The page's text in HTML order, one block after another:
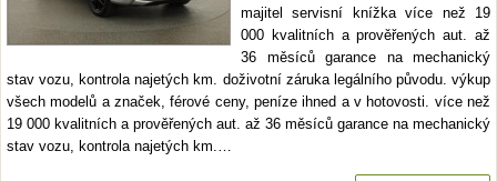
majitel servisní knížka více než 19
000 kvalitních a prověřených aut. až
36 měsíců garance na mechanický
stav vozu, kontrola najetých km. doživotní záruka legálního původu. výkup
všech modelů a značek, férové ceny, peníze ihned a v hotovosti. více než
19 000 kvalitních a prověřených aut. až 36 měsíců garance na mechanický
stav vozu, kontrola najetých km.…